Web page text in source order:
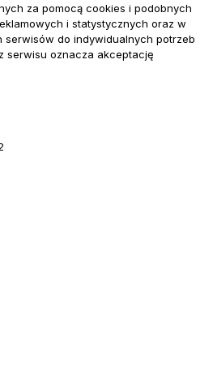
za pomocą cookies i podobnych
i statystycznych oraz w
do indywidualnych potrzeb
serwisu oznacza akceptację